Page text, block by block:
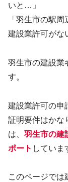
いと…」
「羽生市の駅
建設業許可がな
羽生市の建設業
す。
建設業許可の申
証明要件はかな
は、 羽生市の建
ポート していま
このページでは